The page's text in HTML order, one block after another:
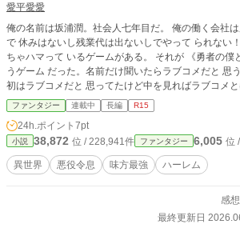
愛平愛愛
俺の名前は坂浦潤。社会人七年目だ。 俺の働く会社
で 休みはないし残業代は出ないしでやって られない
ちゃハマって いるゲームがある。 それが 《勇者の僕
うゲーム だった。名前だけ聞いたらラブコメだと 思
初はラブコメだと 思ってたけど中を見ればラブコメ
鬱エンドしかないクソゲー だったのだ。ハッピーエン
時間がかかったか分からない。 そして今日も大好きな
っつける為に奮闘しようとしたのだが 俺は疲れていた
けば道路の真ん中に居た。そして、最後に見たのはトラック
俺は絶句した。 鬱エンドが多すぎる世界の悪役になっ
ファンタジー 連載中 長編 R15
24h.ポイント 7pt
小説 38,872 位 / 228,941件 ファンタジー 6,005 位
異世界 悪役令息 味方最強 ハーレム
感
最終更新日